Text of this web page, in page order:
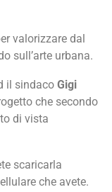
valorizzare dal
sull’arte urbana.
il sindaco Gigi
che secondo
di vista
scaricarla
che avete.